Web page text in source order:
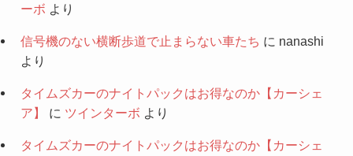
ーボ より
信号機のない横断歩道で止まらない車たち に nanashi
より
タイムズカーのナイトパックはお得なのか【カーシェ
ア】
に ツインターボ より
タイムズカーのナイトパックはお得なのか【カーシェ